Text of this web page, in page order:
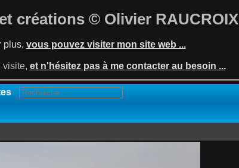
créations © Olivier RAUCROIX
plus, vous pouvez visiter mon site web ...
visite, et n'hésitez pas à me contacter au besoin ...